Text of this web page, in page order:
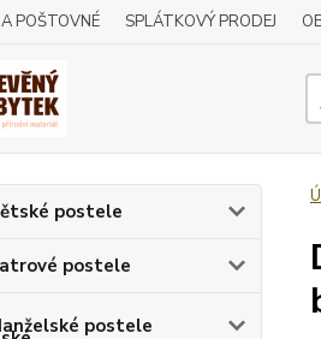
POŠTOVNÉ SPLÁTKOVÝ PRODEJ
postele
postele
postele